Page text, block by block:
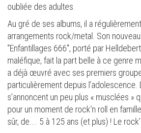
oubliée des adultes.
Au gré de ses albums, il a
arrangements rock/metal. Son
"Enfantillages 666", porté par
maléfique, fait la part belle à ce genre
a déjà œuvré avec ses premiers
particulièrement depuis l’adolescence.
s’annoncent un peu plus « musclées »
pour un moment de rock'n roll en
sûr, de.... 5 à 125 ans (et plus) ! Le